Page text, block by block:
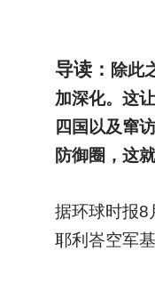
导读： 除此
加深化。这
四国以及窜
防御圈，这
据环球时报8
耶利峇空军